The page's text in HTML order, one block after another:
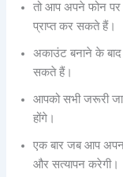
तो आप अपने फोन पर
प्राप्त कर सकते हैं।
अकाउंट बनाने के
सकते हैं।
आपको सभी जरूरी
होंगे।
एक बार जब आप
और सत्यापन करेगी।